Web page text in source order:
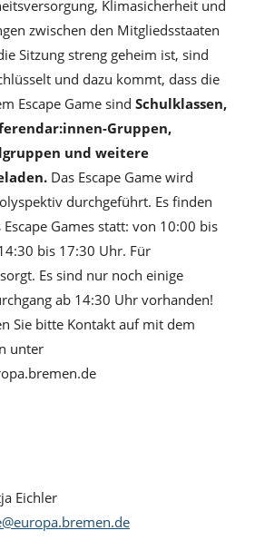
Klimasicherheit und
zwischen den Mitgliedsstaaten
Sitzung streng geheim ist, sind
und dazu kommt, dass die
Escape Game sind Schulklassen,
Gruppen,
und weitere
Das Escape Game wird
durchgeführt. Es finden
Games statt: von 10:00 bis
bis 17:30 Uhr. Für
Es sind nur noch einige
ab 14:30 Uhr vorhanden!
Sie bitte Kontakt auf mit dem
unter
Eichler